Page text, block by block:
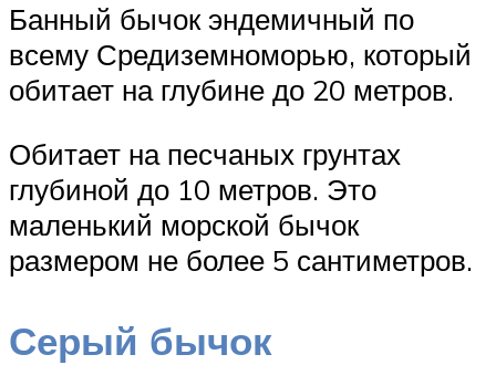
Банный бычок эндемичный по
всему Средиземноморью, который
обитает на глубине до 20 метров.
Обитает на песчаных грунтах
глубиной до 10 метров. Это
маленький морской бычок
размером не более 5 сантиметров.
Серый бычок